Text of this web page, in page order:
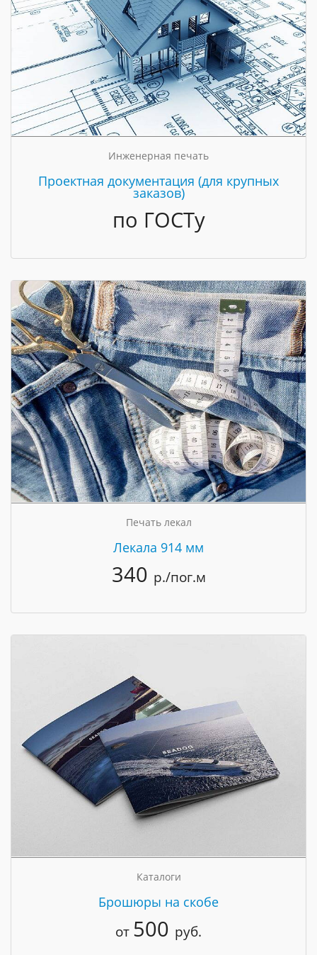
Инженерная печать
Проектная документация (для крупных
заказов)
по ГОСТу
Печать лекал
Лекала 914 мм
340 р./пог.м
Каталоги
Брошюры на скобе
от 500 руб.